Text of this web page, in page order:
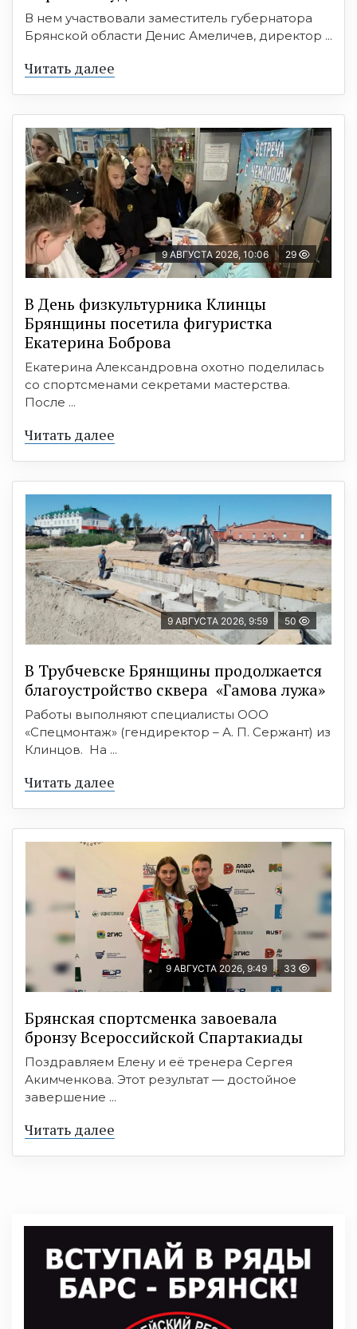
В нем участвовали заместитель губернатора
Брянской области Денис Амеличев, директор ...
Читать далее
9 АВГУСТА 2026, 10:06 29
В День физкультурника Клинцы
Брянщины посетила фигуристка
Екатерина Боброва
Екатерина Александровна охотно поделилась
со спортсменами секретами мастерства.
После ...
Читать далее
9 АВГУСТА 2026, 9:59 50
В Трубчевске Брянщины продолжается
благоустройство сквера «Гамова лужа»
Работы выполняют специалисты ООО
«Спецмонтаж» (гендиректор – А. П. Сержант) из
Клинцов. На ...
Читать далее
9 АВГУСТА 2026, 9:49 33
Брянская спортсменка завоевала
бронзу Всероссийской Спартакиады
Поздравляем Елену и её тренера Сергея
Акимченкова. Этот результат — достойное
завершение ...
Читать далее